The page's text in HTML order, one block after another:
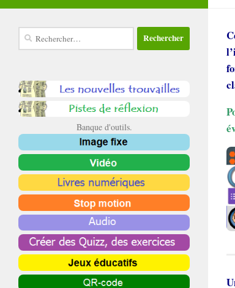
Rechercher :
Banque d'outils.